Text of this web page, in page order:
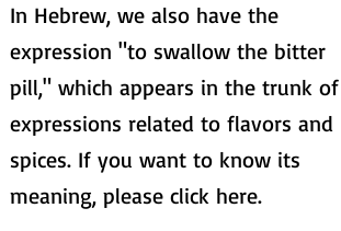
In Hebrew, we also have the
expression "to swallow the bitter
pill," which appears in the trunk of
expressions related to flavors and
spices. If you want to know its
meaning, please click here.